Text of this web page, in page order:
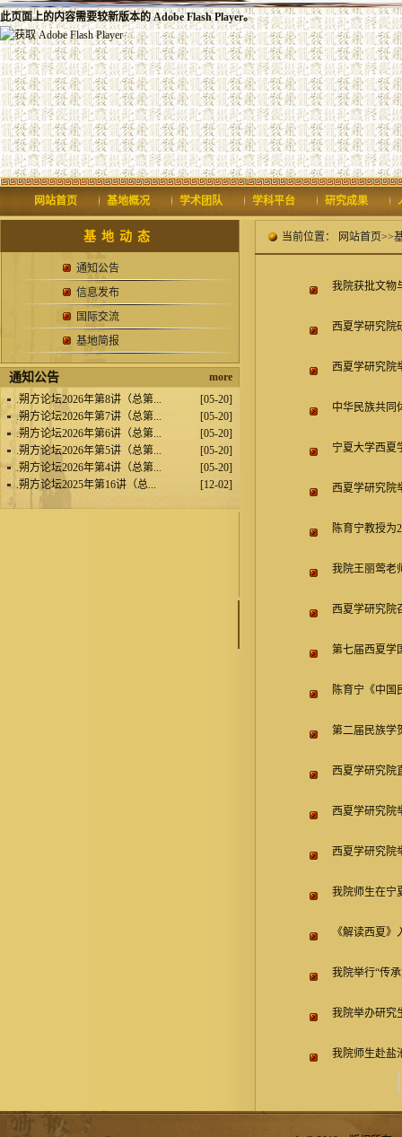
此页面上的内容需要较新版本的 Adobe Flash Player。
网站首页 基地概况 学术团队 学科平台 研究成果
基地动态
通知公告
信息发布
国际交流
基地简报
通知公告
more
.朔方论坛2026年第8讲（总第...
[05-20]
.朔方论坛2026年第7讲（总第...
[05-20]
.朔方论坛2026年第6讲（总第...
[05-20]
.朔方论坛2026年第5讲（总第...
[05-20]
.朔方论坛2026年第4讲（总第...
[05-20]
.朔方论坛2025年第16讲（总... [12-02]
当前位置： 网站首页>>
我院获批文物
西夏学研究院
西夏学研究院
中华民族共同
宁夏大学西夏
西夏学研究院
陈育宁教授为
我院王丽莺老
西夏学研究院
第七届西夏学
陈育宁《中国
第二届民族学
西夏学研究院
西夏学研究院
西夏学研究院
我院师生在宁
《解读西夏
我院举行“传
我院举办研究
我院师生赴盐